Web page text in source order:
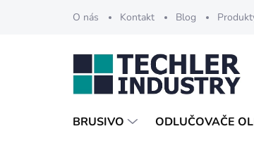
O nás Kontakt Blog
BRUSIVO ODLUČOVAČE